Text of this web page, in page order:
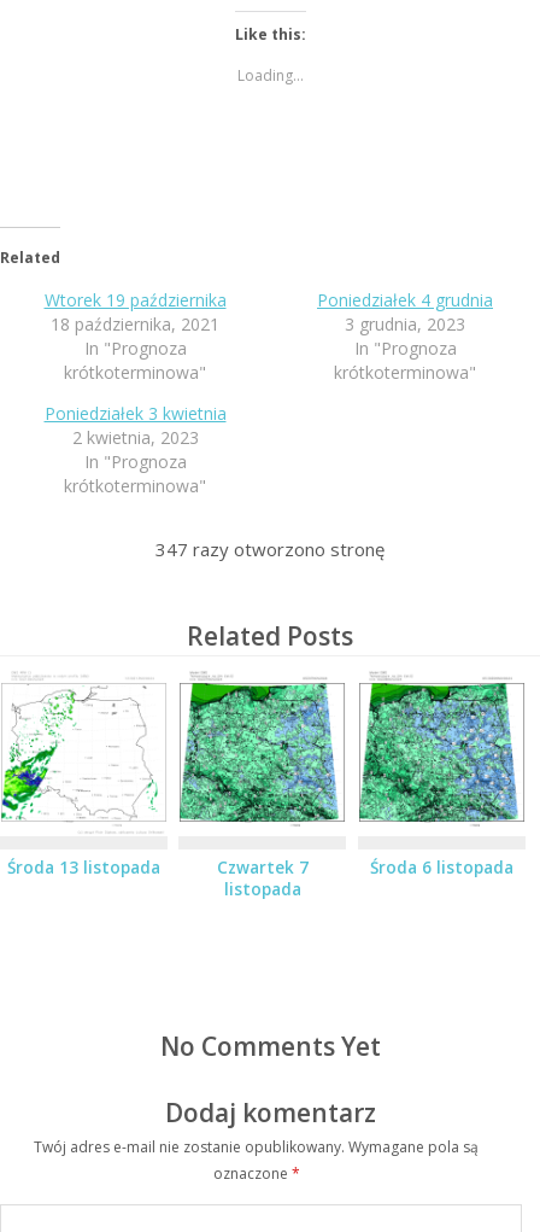
Like this:
Loading...
Related
Wtorek 19 października
18 października, 2021
In "Prognoza
krótkoterminowa"
Poniedziałek 4 grudnia
3 grudnia, 2023
In "Prognoza
krótkoterminowa"
Poniedziałek 3 kwietnia
2 kwietnia, 2023
In "Prognoza
krótkoterminowa"
347 razy otworzono stronę
Related Posts
Środa 13 listopada
Czwartek 7
listopada
Środa 6 listopada
No Comments Yet
Dodaj komentarz
Twój adres e-mail nie zostanie opublikowany. Wymagane pola są
oznaczone *